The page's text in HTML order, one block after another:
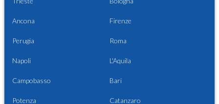
Ancona Firenze
Perugia Roma
Napoli L'Aquila
Campobasso Bari
Potenza Catanzaro